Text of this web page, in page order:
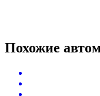
Похожие